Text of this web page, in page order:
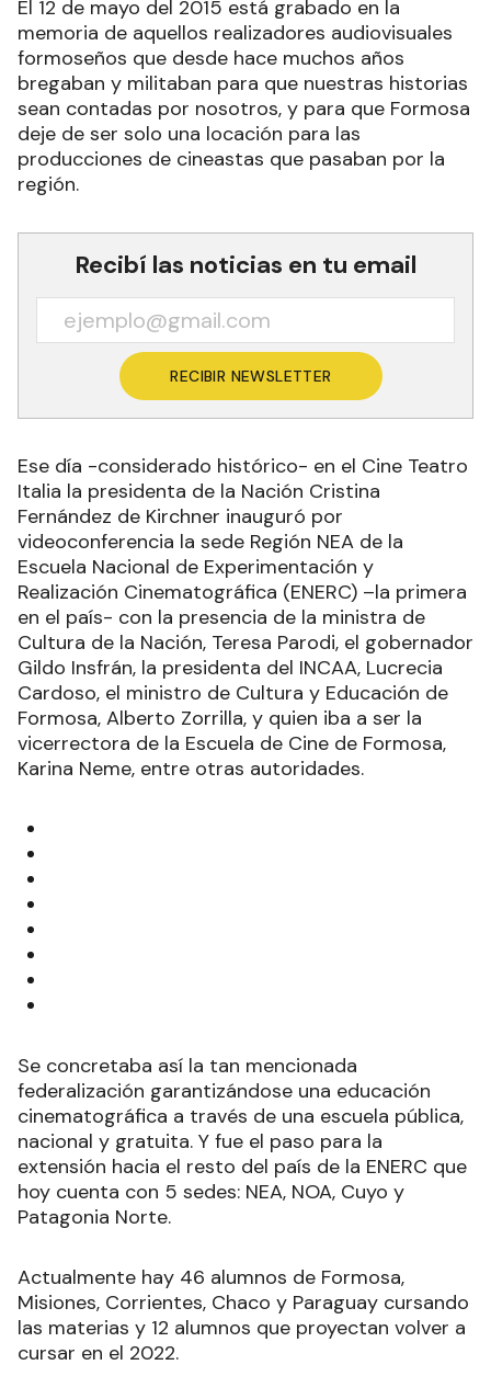
El 12 de mayo del 2015 está grabado en la
memoria de aquellos realizadores audiovisuales
formoseños que desde hace muchos años
bregaban y militaban para que nuestras historias
sean contadas por nosotros, y para que Formosa
deje de ser solo una locación para las
producciones de cineastas que pasaban por la
región.
Recibí las noticias en tu email
RECIBIR NEWSLETTER
Ese día -considerado histórico- en el Cine Teatro
Italia la presidenta de la Nación Cristina
Fernández de Kirchner inauguró por
videoconferencia la sede Región NEA de la
Escuela Nacional de Experimentación y
Realización Cinematográfica (ENERC) –la primera
en el país- con la presencia de la ministra de
Cultura de la Nación, Teresa Parodi, el gobernador
Gildo Insfrán, la presidenta del INCAA, Lucrecia
Cardoso, el ministro de Cultura y Educación de
Formosa, Alberto Zorrilla, y quien iba a ser la
vicerrectora de la Escuela de Cine de Formosa,
Karina Neme, entre otras autoridades.
Se concretaba así la tan mencionada
federalización garantizándose una educación
cinematográfica a través de una escuela pública,
nacional y gratuita. Y fue el paso para la
extensión hacia el resto del país de la ENERC que
hoy cuenta con 5 sedes: NEA, NOA, Cuyo y
Patagonia Norte.
Actualmente hay 46 alumnos de Formosa,
Misiones, Corrientes, Chaco y Paraguay cursando
las materias y 12 alumnos que proyectan volver a
cursar en el 2022.